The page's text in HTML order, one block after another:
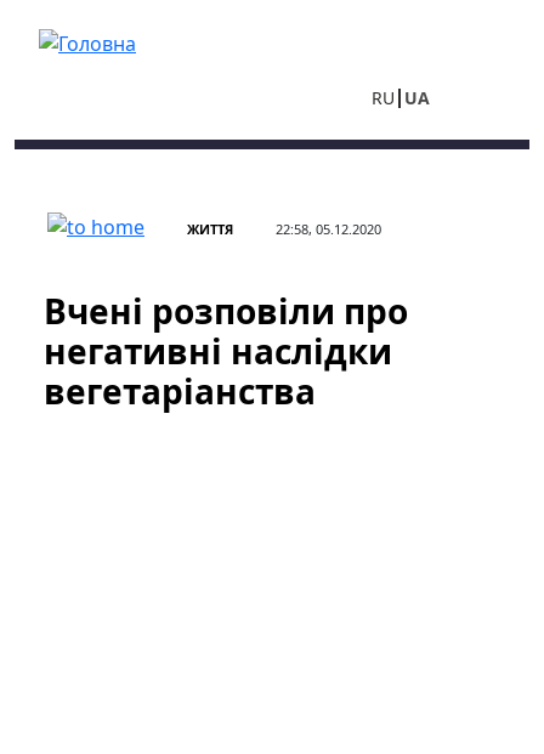
RU UA
ЖИТТЯ 22:58, 05.12.2020
Вчені розповіли про
негативні наслідки
вегетаріанства